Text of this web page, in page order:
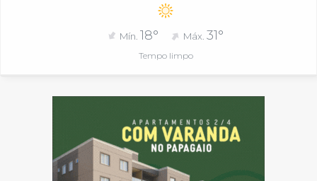
Mín. 18° Máx.31°
Tempo limpo